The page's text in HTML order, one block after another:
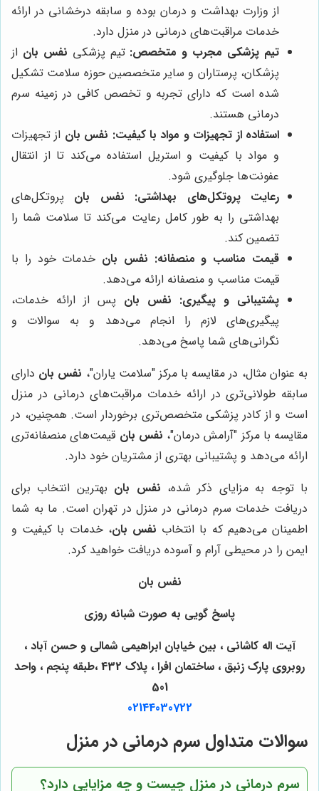
از وزارت بهداشت و درمان بوده و سابقه درخشانی در ارائه
خدمات مراقبت‌های درمانی در منزل دارد.
تیم پزشکی مجرب و متخصص: تیم پزشکی نفس بان از
پزشکان، پرستاران و سایر متخصصین حوزه سلامت تشکیل
شده است که دارای تجربه و تخصص کافی در زمینه سرم
درمانی هستند.
استفاده از تجهیزات و مواد با کیفیت: نفس بان از تجهیزات
و مواد با کیفیت و استریل استفاده می‌کند تا از انتقال
عفونت‌ها جلوگیری شود.
رعایت پروتکل‌های بهداشتی:
نفس بان پروتکل‌های
بهداشتی را به طور کامل رعایت می‌کند تا سلامت شما را
تضمین کند.
قیمت مناسب و منصفانه: نفس بان خدمات خود را با
قیمت مناسب و منصفانه ارائه می‌دهد.
پشتیبانی و پیگیری: نفس بان پس از ارائه خدمات،
پیگیری‌های لازم را انجام می‌دهد و به سوالات و
نگرانی‌های شما پاسخ می‌دهد.
به عنوان مثال، در مقایسه با مرکز "سلامت یاران"، نفس بان دارای
سابقه طولانی‌تری در ارائه خدمات مراقبت‌های درمانی در منزل
است و از کادر پزشکی متخصص‌تری برخوردار است. همچنین، در
مقایسه با مرکز "آرامش درمان"، نفس بان قیمت‌های منصفانه‌تری
ارائه می‌دهد و پشتیبانی بهتری از مشتریان خود دارد.
با توجه به مزایای ذکر شده، نفس بان بهترین انتخاب برای
دریافت خدمات سرم درمانی در منزل در تهران است. ما به شما
اطمینان می‌دهیم که با انتخاب نفس بان، خدمات با کیفیت و
ایمن را در محیطی آرام و آسوده دریافت خواهید کرد.
نفس بان
پاسخ گویی به صورت شبانه روزی
آیت اله کاشانی ، بین خیابان ابراهیمی شمالی و حسن آباد ،
روبروی پارک زنبق ، ساختمان افرا ، پلاک 432 ،طبقه پنجم ، واحد
501
02144030722
سوالات متداول سرم درمانی در منزل
سرم درمانی در منزل چیست و چه مزایایی دارد؟